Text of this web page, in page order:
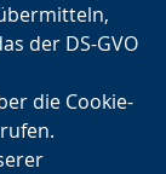
der DS-GVO
die Cookie-